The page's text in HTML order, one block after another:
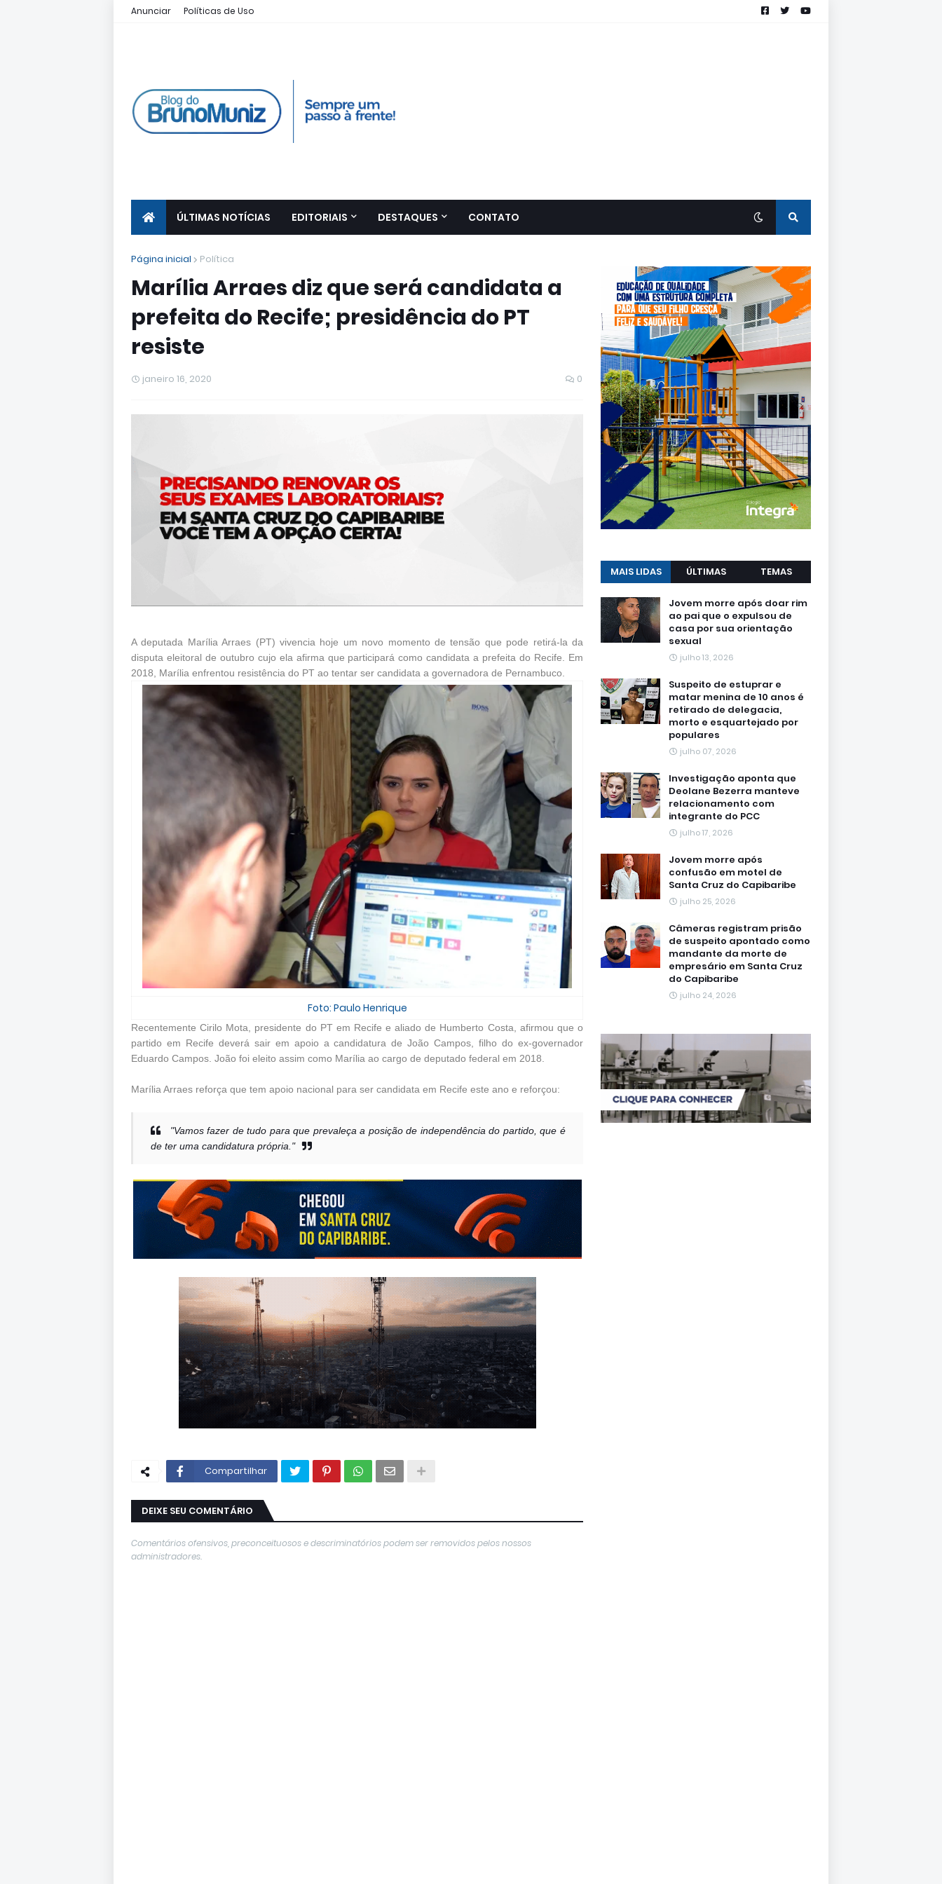
Anunciar Políticas de Uso
ÚLTIMAS NOTÍCIAS EDITORIAIS DESTAQUES CONTATO
Página inicial Política
Marília Arraes diz que será candidata a
prefeita do Recife; presidência do PT
resiste
janeiro 16, 2020 0
A deputada Marília Arraes (PT) vivencia hoje um novo momento de tensão que pode retirá-la da
disputa eleitoral de outubro cujo ela afirma que participará como candidata a prefeita do Recife. Em
2018, Marília enfrentou resistência do PT ao tentar ser candidata a governadora de Pernambuco.
Foto: Paulo Henrique
Recentemente Cirilo Mota, presidente do PT em Recife e aliado de Humberto Costa, afirmou que o
partido em Recife deverá sair em apoio a candidatura de João Campos, filho do ex-governador
Eduardo Campos. João foi eleito assim como Marília ao cargo de deputado federal em 2018.
Marília Arraes reforça que tem apoio nacional para ser candidata em Recife este ano e reforçou:
"Vamos fazer de tudo para que prevaleça a posição de independência do partido, que é
de ter uma candidatura própria."
Compartilhar
DEIXE SEU COMENTÁRIO
Comentários ofensivos, preconceituosos e descriminatórios podem ser removidos pelos nossos
administradores.
MAIS LIDAS ÚLTIMAS TEMAS
Jovem morre após doar rim
ao pai que o expulsou de
casa por sua orientação
sexual
julho 13, 2026
Suspeito de estuprar e
matar menina de 10 anos é
retirado de delegacia,
morto e esquartejado por
populares
julho 07, 2026
Investigação aponta que
Deolane Bezerra manteve
relacionamento com
integrante do PCC
julho 17, 2026
Jovem morre após
confusão em motel de
Santa Cruz do Capibaribe
julho 25, 2026
Câmeras registram prisão
de suspeito apontado como
mandante da morte de
empresário em Santa Cruz
do Capibaribe
julho 24, 2026